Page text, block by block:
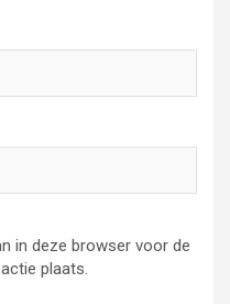
in deze browser voor de
plaats.